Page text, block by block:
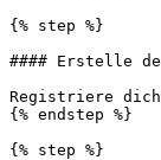
{% step %}
#### Erstelle
Registriere dich
{% endstep %}
{% step %}